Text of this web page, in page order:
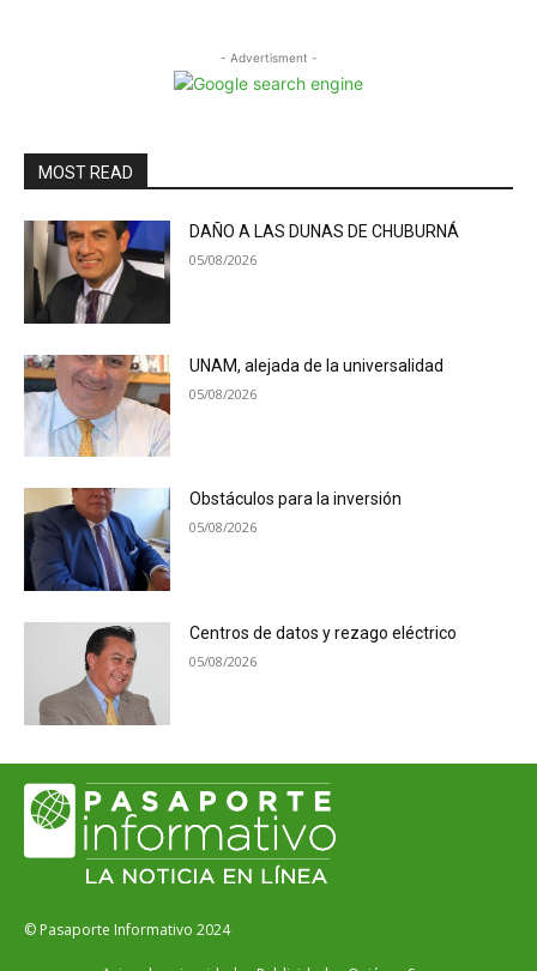
- Advertisment -
MOST READ
DAÑO A LAS DUNAS DE CHUBURNÁ
05/08/2026
UNAM, alejada de la universalidad
05/08/2026
Obstáculos para la inversión
05/08/2026
Centros de datos y rezago eléctrico
05/08/2026
© Pasaporte Informativo 2024